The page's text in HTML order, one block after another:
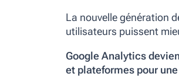
La nouvelle génération
utilisateurs puissent
Google Analytics
et plateformes pour une